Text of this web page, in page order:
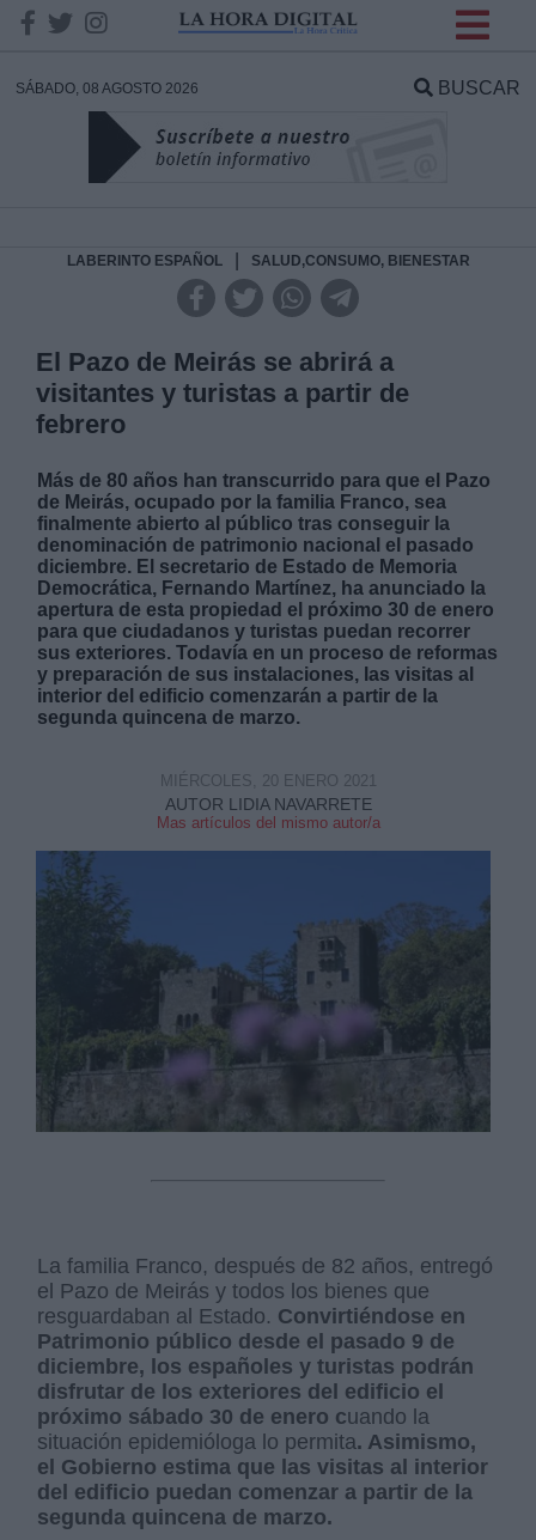
SÁBADO, 08 AGOSTO 2026 BUSCAR
LABERINTO ESPAÑOL SALUD,CONSUMO, BIENESTAR
El Pazo de Meirás se abrirá a
visitantes y turistas a partir de
febrero
Más de 80 años han transcurrido para que el Pazo
de Meirás, ocupado por la familia Franco, sea
finalmente abierto al público tras conseguir la
denominación de patrimonio nacional el pasado
diciembre. El secretario de Estado de Memoria
Democrática, Fernando Martínez, ha anunciado la
apertura de esta propiedad el próximo 30 de enero
para que ciudadanos y turistas puedan recorrer
sus exteriores. Todavía en un proceso de reformas
y preparación de sus instalaciones, las visitas al
interior del edificio comenzarán a partir de la
segunda quincena de marzo.
AUTOR LIDIA NAVARRETE
Mas artículos del mismo autor/a
MIÉRCOLES, 20 ENERO 2021
La familia Franco, después de 82 años, entregó
el Pazo de Meirás y todos los bienes que
resguardaban al Estado. Convirtiéndose en
Patrimonio público desde el pasado 9 de
diciembre, los españoles y turistas podrán
disfrutar de los exteriores del edificio el
próximo sábado 30 de enero cuando la
situación epidemióloga lo permita. Asimismo,
el Gobierno estima que las visitas al interior
del edificio puedan comenzar a partir de la
segunda quincena de marzo.
DATOS
Responsable:
Legitimación:
Destinatarios:
Derechos: